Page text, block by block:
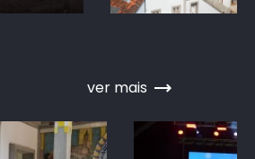
ver mais